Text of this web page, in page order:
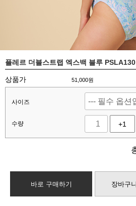
플레르 더블스트랩 엑스백 블루
상품가 51,000원
사이즈
수량 +1
바로 구매하기 장바구니